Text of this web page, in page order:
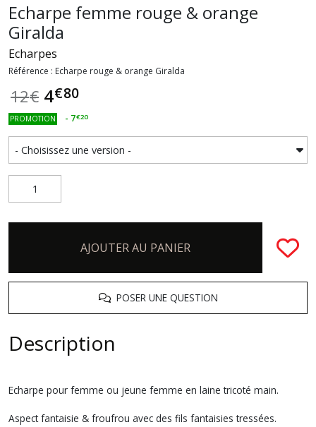
Echarpe femme rouge & orange
Giralda
Echarpes
Référence : Echarpe rouge & orange Giralda
12€ 4€80
PROMOTION - 7€20
AJOUTER AU PANIER
POSER UNE QUESTION
Description
Echarpe pour femme ou jeune femme en laine tricoté main.
Aspect fantaisie & froufrou avec des fils fantaisies tressées.